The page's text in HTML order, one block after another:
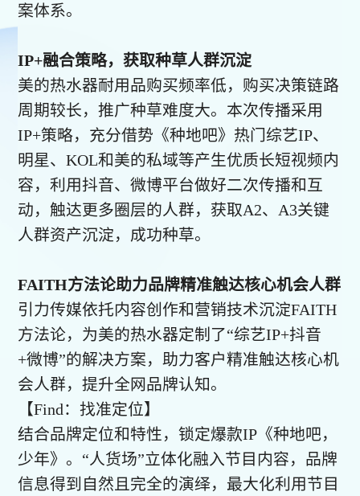
案体系。
IP+融合策略，获取种草人群沉淀
美的热水器耐用品购买频率低，购买决策链路
周期较长，推广种草难度大。本次传播采用
IP+策略，充分借势《种地吧》热门综艺IP、
明星、KOL和美的私域等产生优质长短视频内
容，利用抖音、微博平台做好二次传播和互
动，触达更多圈层的人群，获取A2、A3关键
人群资产沉淀，成功种草。
FAITH方法论助力品牌精准触达核心机会人群
引力传媒依托内容创作和营销技术沉淀FAITH
方法论，为美的热水器定制了“综艺IP+抖音
+微博”的解决方案，助力客户精准触达核心机
会人群，提升全网品牌认知。
【Find：找准定位】
结合品牌定位和特性，锁定爆款IP《种地吧，
少年》。“人货场”立体化融入节目内容，品牌
信息得到自然且完全的演绎，最大化利用节目